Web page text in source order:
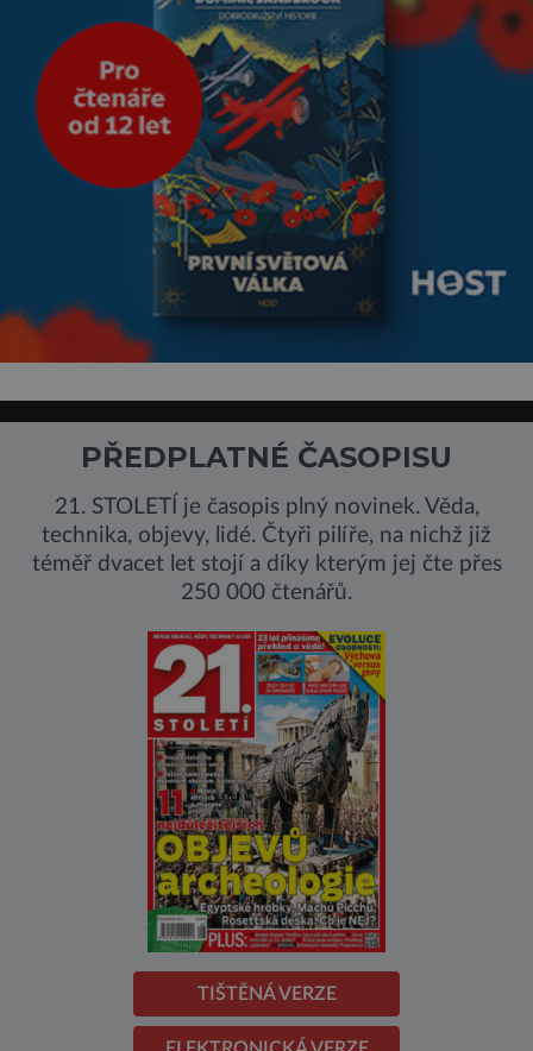
PŘEDPLATNÉ ČASOPISU
21. STOLETÍ je časopis plný novinek. Věda,
technika, objevy, lidé. Čtyři pilíře, na nichž již
téměř dvacet let stojí a díky kterým jej čte přes
250 000 čtenářů.
TIŠTĚNÁ VERZE